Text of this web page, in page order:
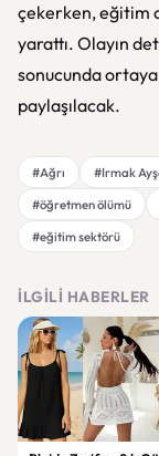
çekerken, eğitim
yarattı. Olayın
sonucunda
paylaşılacak.
#Ağrı #Irmak
#öğretmen ölümü
#eğitim sektörü
İLGILI HABERLER